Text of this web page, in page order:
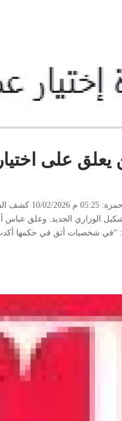
على اختيار
القاهرة: رأي
الوزاري الجديد. وعلق
“في شخصيات أثق في حكمها